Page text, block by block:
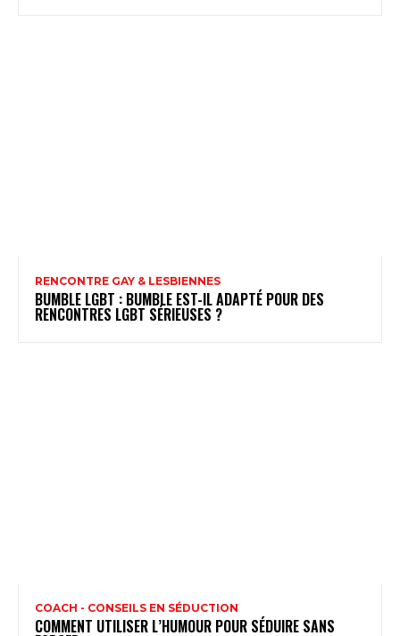
RENCONTRE GAY & LESBIENNES
BUMBLE LGBT : BUMBLE EST-IL ADAPTÉ POUR DES
RENCONTRES LGBT SÉRIEUSES ?
COACH - CONSEILS EN SÉDUCTION
COMMENT UTILISER L’HUMOUR POUR SÉDUIRE SANS